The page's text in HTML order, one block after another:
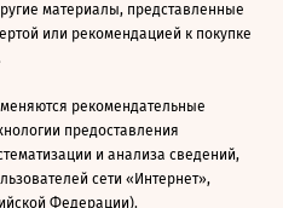
материалы, представленные
или рекомендацией к покупке
рекомендательные
предоставления
и анализа сведений,
сети «Интернет»,
Федерации).